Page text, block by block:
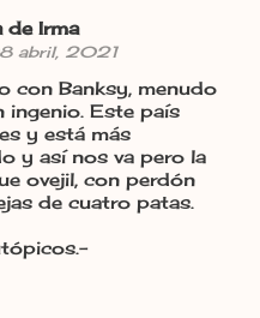
de Irma
abril, 2021
con Banksy, menudo
ingenio. Este país
y está más
y así nos va pero la
ovejil, con perdón
de cuatro patas.